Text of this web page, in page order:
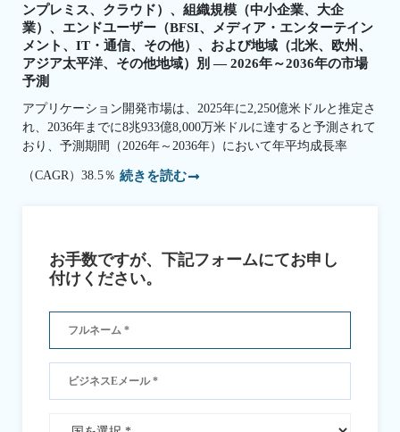
ンプレミス、クラウド）、組織規模（中小企業、大企
業）、エンドユーザー（BFSI、メディア・エンターテイン
メント、IT・通信、その他）、および地域（北米、欧州、
アジア太平洋、その他地域）別 — 2026年～2036年の市場
予測
アプリケーション開発市場は、2025年に2,250億米ドルと推定さ
れ、2036年までに8兆933億8,000万米ドルに達すると予測されて
おり、予測期間（2026年～2036年）において年平均成長率
（CAGR）38.5％ 続きを読む
お手数ですが、下記フォームにてお申し
付けください。